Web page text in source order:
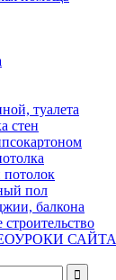
туалета
стен
пол
балкона
строительство
САЙТА